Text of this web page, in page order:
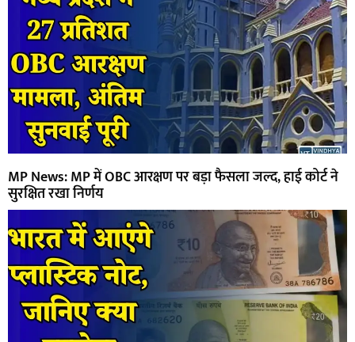
MP News: MP में OBC आरक्षण पर बड़ा फैसला जल्द, हाई कोर्ट ने
सुरक्षित रखा निर्णय